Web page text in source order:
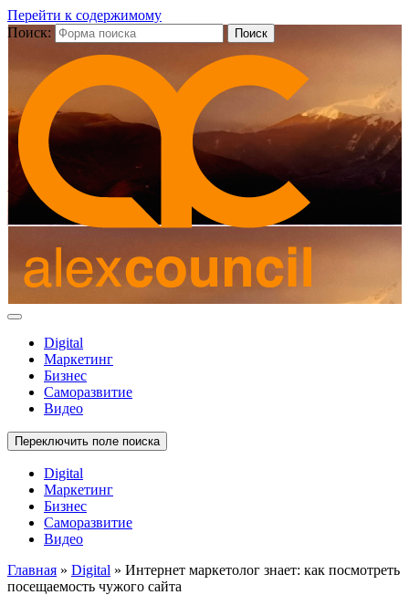
Перейти к содержимому
Поиск:
Digital
Маркетинг
Бизнес
Саморазвитие
Видео
Переключить поле поиска
Digital
Маркетинг
Бизнес
Саморазвитие
Видео
Главная » Digital » Интернет маркетолог знает: как посмотреть
посещаемость чужого сайта